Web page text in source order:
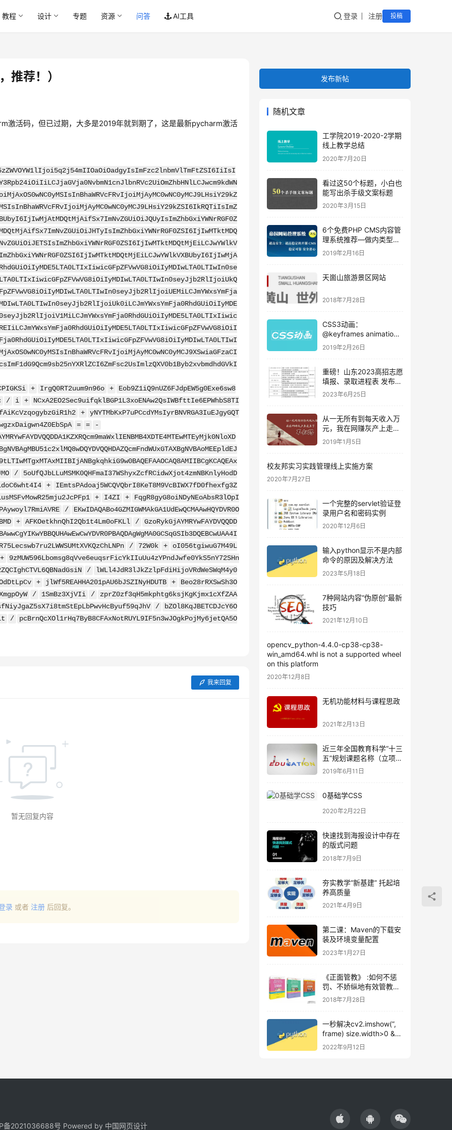
教程 设计 专题 资源 问答 AI工具 登录 注册 投稿
推荐！）
激活码，但已过期，大多是2019年就到期了，这是最新pycharm激活
+ IrgQ0RT2uum9n96o +
Eob9Z1iQ9nUZ6FJdpEW5g0Exe6sw8
/ i +
NCxA2EO2Sec9uifqklBGP1L3xoENAw2QsIWBfttIe6EPWhbS8TI
+
yNYTMbKxP7uPCcdYMsIyrBNVRGA3IuEJgyGQT
= =
-
/
5oUfQJbLLuMSMK0QHFmaI37WShyxZcfRCidwXjot4zmNBKnlyHodD
+
IEmtsPAdoaj5WCQVQbrI8KeT8M9VcBIWX7fD0fhexfg3Z
+ I4ZI +
FqgR8gyG8oiNDyNEoAbsR3lOpI
/
EKwIDAQABo4GZMIGWMAkGA1UdEwQCMAAwHQYDVR0O
+ AFKOetkhnQhI2Qb1t4Lm0oFKLl /
GzoRykGjAYMRYwFAYDVQQDD
/ 72W0k +
oI056tgiwuG7M49L
+
9zMUW596Lbomsg8qVve6euqsrFicYkIIuUu4zYPndJwfe0YkS5nY72SHn
/
lWLl4JdR3lJkZzlpFdiHijoVRdWeSWqM4y0
+ jlWf5REAHHA201pAU6bJSZINyHDUTB +
Beo28rRXSwSh3O
/ 1SmBz3XjVIi /
zprZ0zf3qH5mkphtg6ksjKgKjmx1cXfZAA
/
bZOl8KqJBETCDJcY6O
/ pcBrnQcXOl1rHq7ByB8CFAxNotRUYL9IF5n3wJOgkPojMy6jetQA5O
我来回复
暂无回复内容
录 或者 注册 后回复。
发布新帖
随机文章
工学院2019-2020-2学期
线上教学总结
2020年7月20日
看过这50个标题，小白也
能写出杀手级文案标题
2020年3月15日
6个免费PHP CMS内容管
理系统推荐—做内类型网
站首选
2019年2月16日
天崮山旅游景区网站
2018年7月28日
CSS3动画：
@keyframes animation
案例——制作滚动公告
2019年2月26日
重磅！山东2023高招志愿
填报、录取进程表 发布
啦！
2023年6月25日
从一无所有到每天收入万
元，我在网赚灰产上走上
了不归路（下）
2019年1月5日
校友邦实习实践管理线上实施方案
2020年7月27日
一个完整的servlet验证登
录用户名和密码实例
2020年12月6日
输入python显示不是内部
命令的原因及解决方法
2023年5月18日
7种网站内容“伪原创”最新
技巧
2021年12月10日
opencv_python-4.4.0-cp38-cp38-
win_amd64.whl is not a supported wheel
on this platform
2020年12月8日
无机功能材料与课程思政
2021年2月13日
近三年全国教育科学“十三
五”规划课题名称（立项名
单）-看看别人都在研究什
2019年6月11日
0基础学CSS
2020年2月22日
快速找到海报设计中存在
的版式问题
2018年7月9日
夯实教学“新基建” 托起培
养高质量
2021年4月9日
第二课：Maven的下载安
装及环境变量配置
2023年1月27日
《正面管教》 :如何不惩
罚、不娇纵地有效管教孩
子
2018年7月28日
一秒解决cv2.imshow(”,
frame) size.width>0 &&
size.height>0 in
function ‘cv::imshow’ 错
2022年9月12日
备2021036688号 Powered by 中国网页设计